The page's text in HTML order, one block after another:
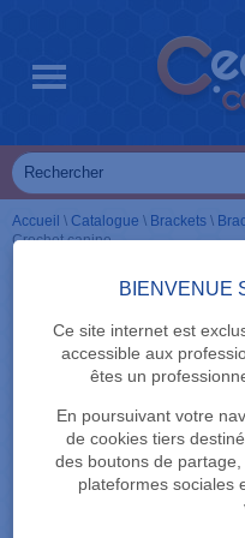
BIENVENUE
Ce site internet est
accessible aux
êtes un
En poursuivant votre
de cookies tiers
des boutons de
plateformes sociales
Accueil \ Catalogue \ Brackets \
Crochet canine